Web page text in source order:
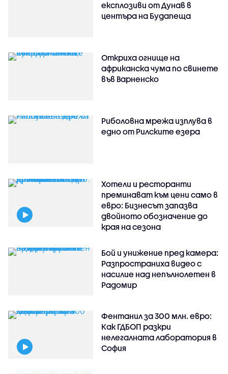
експлозиви от Дунав в
центъра на Будапеща
Откриха огнище на
африканска чума по свинете
във Варненско
Риболовна мрежа изплува в
едно от Рилските езера
Хотели и ресторанти
преминават към цени само в
евро: Бизнесът запазва
двойното обозначение до
края на сезона
Бой и унижение пред камера:
Разпространиха видео с
насилие над непълнолетен в
Радомир
Фентанил за 300 млн. евро:
Как ГДБОП разкри
нелегалната лаборатория в
София